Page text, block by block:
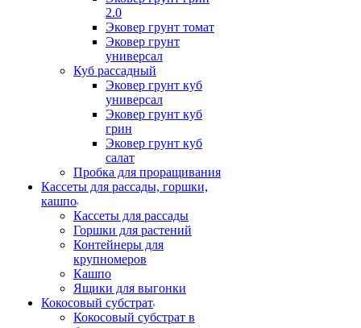
2.0
Эковер грунт томат
Эковер грунт
универсал
Куб рассадный
Эковер грунт куб
универсал
Эковер грунт куб
грин
Эковер грунт куб
салат
Пробка для проращивания
Кассеты для рассады, горшки,
кашпо
Кассеты для рассады
Горшки для растений
Контейнеры для
крупномеров
Кашпо
Ящики для выгонки
Кокосовый субстрат
Кокосовый субстрат в